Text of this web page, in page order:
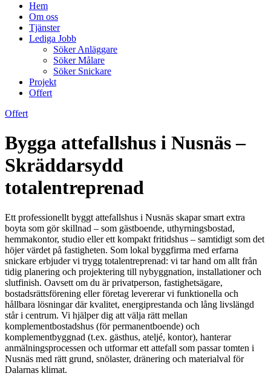
Hem
Om oss
Tjänster
Lediga Jobb
Söker Anläggare
Söker Målare
Söker Snickare
Projekt
Offert
Offert
Bygga attefallshus i Nusnäs –
Skräddarsydd
totalentreprenad
Ett professionellt byggt attefallshus i Nusnäs skapar smart extra
boyta som gör skillnad – som gästboende, uthyrningsbostad,
hemmakontor, studio eller ett kompakt fritidshus – samtidigt som det
höjer värdet på fastigheten. Som lokal byggfirma med erfarna
snickare erbjuder vi trygg totalentreprenad: vi tar hand om allt från
tidig planering och projektering till nybyggnation, installationer och
slutfinish. Oavsett om du är privatperson, fastighetsägare,
bostadsrättsförening eller företag levererar vi funktionella och
hållbara lösningar där kvalitet, energiprestanda och lång livslängd
står i centrum. Vi hjälper dig att välja rätt mellan
komplementbostadshus (för permanentboende) och
komplementbyggnad (t.ex. gästhus, ateljé, kontor), hanterar
anmälningsprocessen och utformar ett attefall som passar tomten i
Nusnäs med rätt grund, snölaster, dränering och materialval för
Dalarnas klimat.